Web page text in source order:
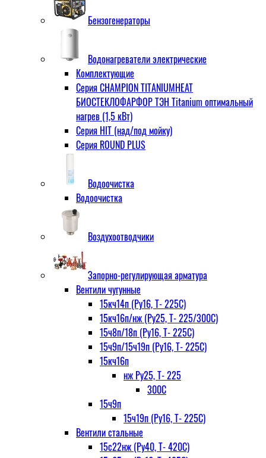
Бензогенераторы
Водонагреватели электрические
Комплектующие
Серия CHAMPION TITANIUMHEAT
БИОСТЕКЛОФАРФОР ТЭН Titanium оптимальный
нагрев (1,5 кВт)
Серия HIT (над/под мойку)
Серия ROUND PLUS
Водоочистка
Водоочистка
Воздухоотводчики
Запорно-регулирующая арматура
Вентили чугунные
15кч14п (Ру16, Т- 225С)
15кч16п/нж (Ру25, Т- 225/300С)
15ч8п/18п (Ру16, Т- 225С)
15ч9п/15ч19п (Ру16, Т- 225С)
15кч16п
нж Ру25, Т- 225
300С
15ч9п
15ч19п (Ру16, Т- 225С)
Вентили стальные
15с22нж (Ру40, Т- 420С)